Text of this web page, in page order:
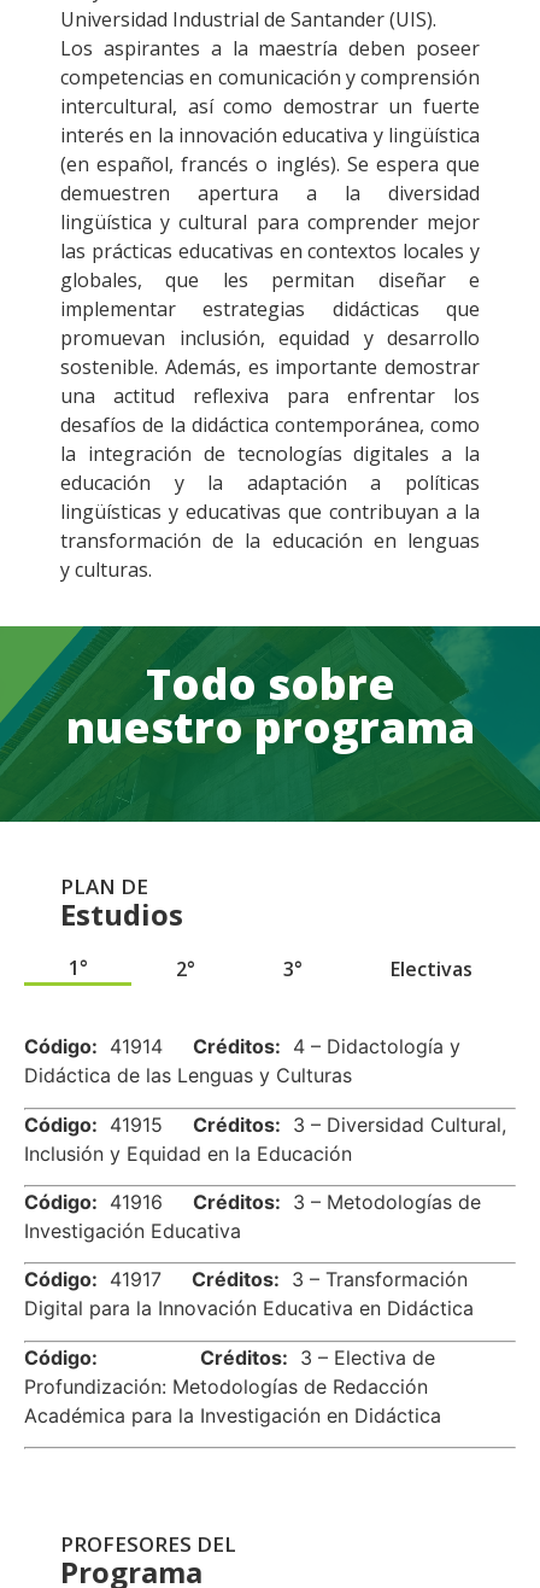
Universidad Industrial de Santander (UIS).
Los aspirantes a la maestría deben poseer
competencias en comunicación y comprensión
intercultural, así como demostrar un fuerte
interés en la innovación educativa y lingüística
(en español, francés o inglés). Se espera que
demuestren apertura a la diversidad
lingüística y cultural para comprender mejor
las prácticas educativas en contextos locales y
globales, que les permitan diseñar e
implementar estrategias didácticas que
promuevan inclusión, equidad y desarrollo
sostenible. Además, es importante demostrar
una actitud reflexiva para enfrentar los
desafíos de la didáctica contemporánea, como
la integración de tecnologías digitales a la
educación y la adaptación a políticas
lingüísticas y educativas que contribuyan a la
transformación de la educación en lenguas
y culturas.
Todo sobre
nuestro programa
PLAN DE
Estudios
1° 2° 3° Electivas
Código: 41914 Créditos: 4 – Didactología y
Didáctica de las Lenguas y Culturas
Código: 41915 Créditos: 3 – Diversidad Cultural,
Inclusión y Equidad en la Educación
Código: 41916 Créditos: 3 – Metodologías de
Investigación Educativa
Código: 41917 Créditos: 3 – Transformación
Digital para la Innovación Educativa en Didáctica
Código: Créditos: 3 – Electiva de
Profundización: Metodologías de Redacción
Académica para la Investigación en Didáctica
PROFESORES DEL
Programa